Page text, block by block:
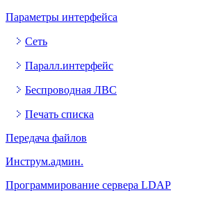
Параметры интерфейса
Сеть
Паралл.интерфейс
Беспроводная ЛВС
Печать списка
Передача файлов
Инструм.админ.
Программирование сервера LDAP